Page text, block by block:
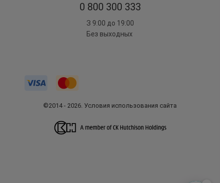
0 800 300 333
З 9:00 до 19:00
Без выходных
©2014 - 2026. Условия использования сайта